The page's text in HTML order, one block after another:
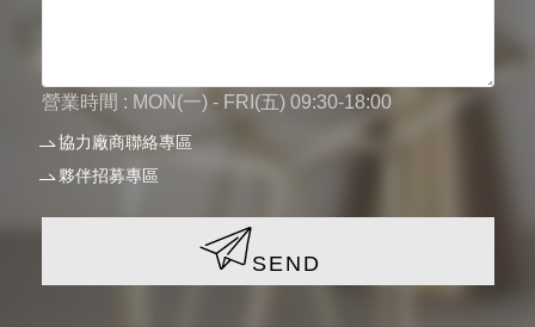
營業時間 : MON(一) - FRI(五) 09:30-18:00
協力廠商聯絡專區
夥伴招募專區
SEND